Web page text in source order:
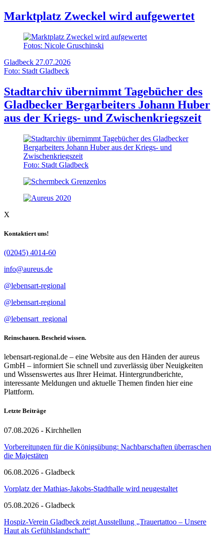
Marktplatz Zweckel wird aufgewertet
Fotos: Nicole Gruschinski
Gladbeck 27.07.2026
Foto: Stadt Gladbeck
Stadtarchiv übernimmt Tagebücher des
Gladbecker Bergarbeiters Johann Huber
aus der Kriegs- und Zwischenkriegszeit
Foto: Stadt Gladbeck
X
Kontaktiert uns!
(02045) 4014-60
info@aureus.de
@lebensart-regional
@lebensart-regional
@lebensart_regional
Reinschauen. Bescheid wissen.
lebensart-regional.de – eine Website aus den Händen der aureus
GmbH – informiert Sie schnell und zuverlässig über Neuigkeiten
und Wissenswertes aus Ihrer Heimat. Hintergrundberichte,
interessante Meldungen und aktuelle Themen finden hier eine
Plattform.
Letzte Beiträge
07.08.2026 - Kirchhellen
Vorbereitungen für die Königsübung: Nachbarschaften überraschen
die Majestäten
06.08.2026 - Gladbeck
Vorplatz der Mathias-Jakobs-Stadthalle wird neugestaltet
05.08.2026 - Gladbeck
Hospiz-Verein Gladbeck zeigt Ausstellung „Trauertattoo – Unsere
Haut als Gefühlslandschaft“